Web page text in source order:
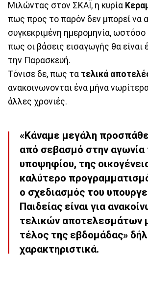
Μιλώντας στον ΣΚΑΪ, η κυρία
πως προς το παρόν δεν μπορεί να
συγκεκριμένη ημερομηνία, ωστόσο
πως οι βάσεις εισαγωγής θα είναι
την Παρασκευή.
Τόνισε δε, πως τα τελικά
ανακοινωνονται ένα μήνα
άλλες χρονιές.
«Κάναμε μεγάλη
από σεβασμό στην αγωνία
υποψηφίου, της
καλύτερο
ο σχεδιασμός του
Παιδείας είναι για
τελικών αποτελεσμάτων
τέλος της εβδομάδας»
χαρακτηριστικά.